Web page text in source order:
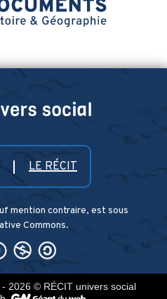
LE RÉCIT
mention contraire, est sous
Commons.
2026 © RÉCIT univers social